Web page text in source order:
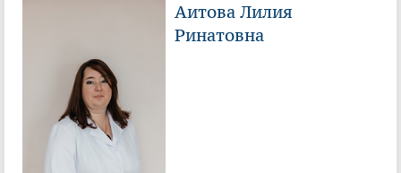
Аитова Лилия
Ринатовна